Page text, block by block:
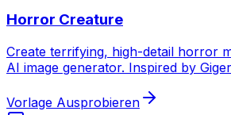
Horror Creature
Create terrifying, high-detail horror
AI image generator. Inspired by
Vorlage Ausprobieren